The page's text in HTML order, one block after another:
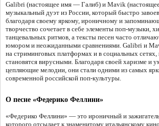
Galibri (настоящее имя — Галиб) и Mavik
музыкальный дуэт из России, который быстро
благодаря своему яркому, ироничному и
творчество сочетает в себе элементы поп-музыки,
танцевальных ритмов, а тексты песен часто
юмором и неожиданными сравнениями. Galibri и
на стриминговых платформах и в социальных сетях,
становятся вирусными. Благодаря своей харизме и
цепляющие мелодии, они стали одними из самых
современной российской поп-культуры.
О песне «Федерико Феллини»
«Федерико Феллини» — это ироничный и
которого отсылает к знаменитому итальянскому